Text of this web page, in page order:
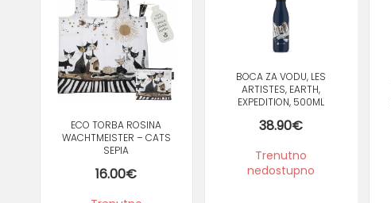
ECO TORBA ROSINA
WACHTMEISTER – CATS
SEPIA
16.00€
BOCA ZA VODU, LES
ARTISTES, EARTH,
EXPEDITION, 500ML
38.90€
Trenutno
nedostupno